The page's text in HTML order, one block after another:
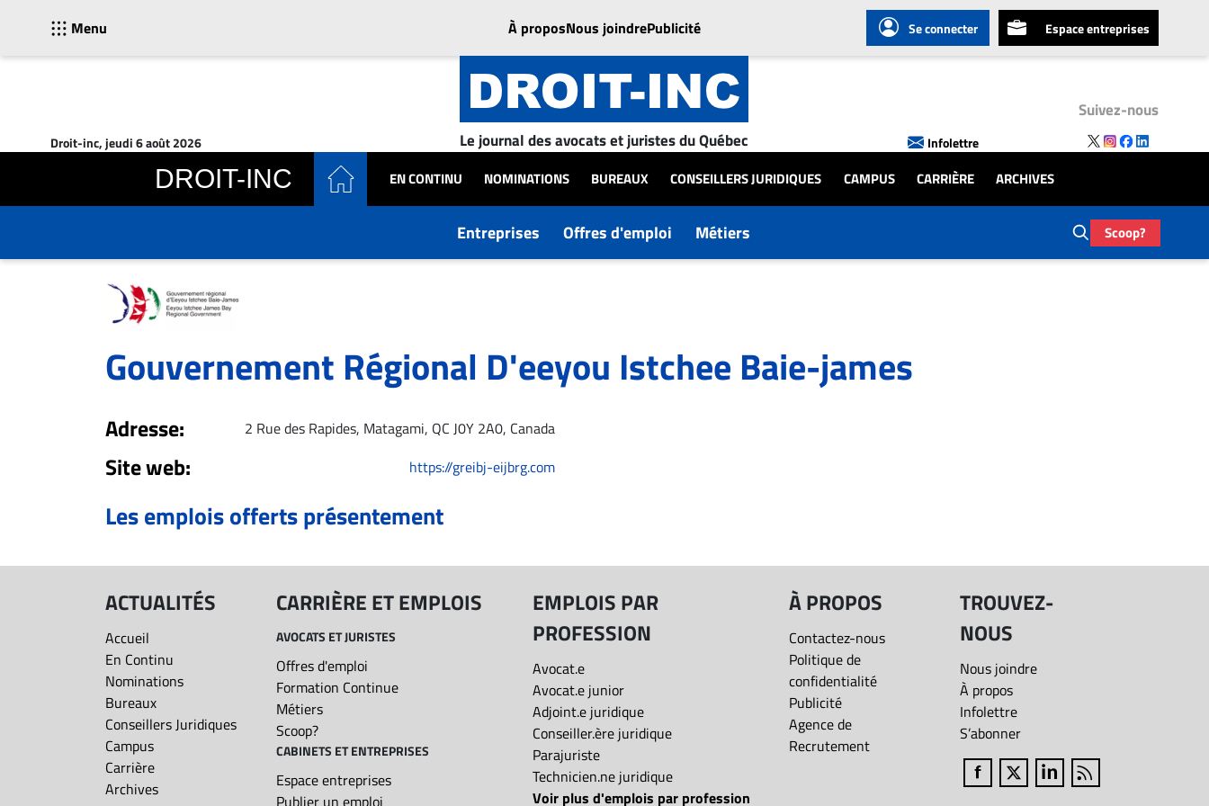
Menu À proposNous joindrePublicité Se connecter Espace entreprises
Droit-inc, jeudi 6 août 2026 Le journal des avocats et juristes du Québec Infolettre
Suivez-nous
DROIT-INC EN CONTINU NOMINATIONS BUREAUX CONSEILLERS JURIDIQUES CAMPUS CARRIÈRE ARCHIVES
Entreprises Offres d'emploi Métiers Scoop?
En
Nominations
Conseillers
EMPLOIS
JURISTES
Gouvernement Régional D'eeyou Istchee Baie-james
Adresse: 2 Rue des Rapides, Matagami, QC J0Y 2A0, Canada
Site web: https://greibj-eijbrg.com
Les emplois offerts présentement
ACTUALITÉS
Accueil
En Continu
Nominations
Bureaux
Conseillers Juridiques
Campus
Carrière
Archives
CARRIÈRE ET EMPLOIS
AVOCATS ET JURISTES
Offres d'emploi
Formation Continue
Métiers
Scoop?
CABINETS ET ENTREPRISES
Espace entreprises
Publier un emploi
EMPLOIS PAR
PROFESSION
Avocat.e
Avocat.e junior
Adjoint.e juridique
Conseiller.ère juridique
Parajuriste
Technicien.ne juridique
Voir plus d'emplois par profession
À PROPOS
Contactez-nous
Politique de
confidentialité
Publicité
Agence de
Recrutement
TROUVEZ-
NOUS
Nous joindre
À propos
Infolettre
S’abonner